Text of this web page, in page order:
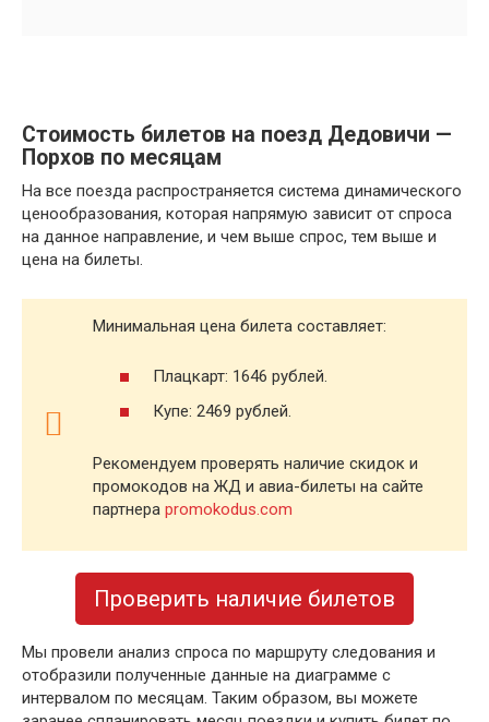
Стоимость билетов на поезд Дедовичи —
Порхов по месяцам
На все поезда распространяется система динамического
ценообразования, которая напрямую зависит от спроса
на данное направление, и чем выше спрос, тем выше и
цена на билеты.
Минимальная цена билета составляет:
Плацкарт: 1646 рублей.
Купе: 2469 рублей.
Рекомендуем проверять наличие скидок и
промокодов на ЖД и авиа-билеты на сайте
партнера promokodus.com
Проверить наличие билетов
Мы провели анализ спроса по маршруту следования и
отобразили полученные данные на диаграмме с
интервалом по месяцам. Таким образом, вы можете